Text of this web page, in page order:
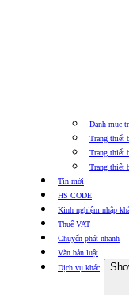
Danh mục
Trang thiết
Trang thiết
Trang thiết
Tin mới
HS CODE
Kinh nghiệm nhập
Thuế VAT
Chuyển phát nhanh
Văn bản luật
Dịch vụ khác